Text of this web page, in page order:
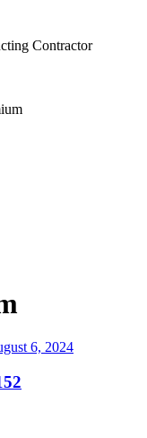
Contractor
6, 2024